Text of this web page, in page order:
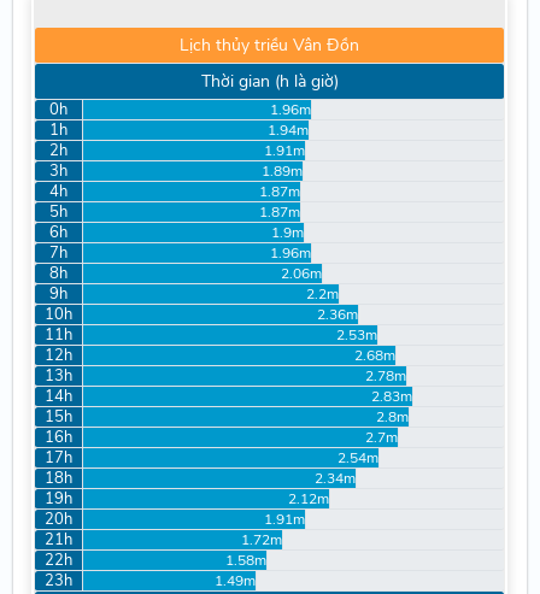
Lịch thủy triều Vân Đồn
Thời gian (h là giờ)
0h 1.96m
1h 1.94m
2h 1.91m
3h 1.89m
4h 1.87m
5h 1.87m
6h 1.9m
7h 1.96m
8h 2.06m
9h 2.2m
10h 2.36m
11h 2.53m
12h 2.68m
13h 2.78m
14h 2.83m
15h 2.8m
16h 2.7m
17h 2.54m
18h 2.34m
19h 2.12m
20h 1.91m
21h 1.72m
22h 1.58m
23h 1.49m